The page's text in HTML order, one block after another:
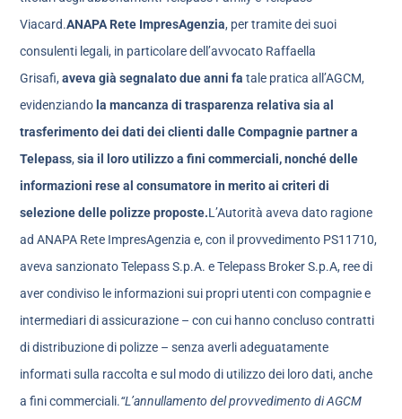
Viacard.ANAPA Rete ImpresAgenzia, per tramite dei suoi
consulenti legali, in particolare dell’avvocato Raffaella
Grisafi,aveva già segnalato due anni fa tale pratica all’AGCM,
evidenziando la mancanza di trasparenza relativa sia al
trasferimento dei dati dei clienti dalle Compagnie partner a
Telepass,sia il loro utilizzo a fini commerciali, nonché delle
informazioni rese al consumatore in merito ai criteri di
selezione delle polizze proposte.L’Autorità aveva dato ragione
ad ANAPA Rete ImpresAgenzia e, con il provvedimento PS11710,
aveva sanzionato Telepass S.p.A. e Telepass Broker S.p.A, ree di
aver condiviso le informazioni sui propri utenti con compagnie e
intermediari di assicurazione – con cui hanno concluso contratti
di distribuzione di polizze – senza averli adeguatamente
informati sulla raccolta e sul modo di utilizzo dei loro dati, anche
a fini commerciali.“L’annullamento del provvedimento di AGCM